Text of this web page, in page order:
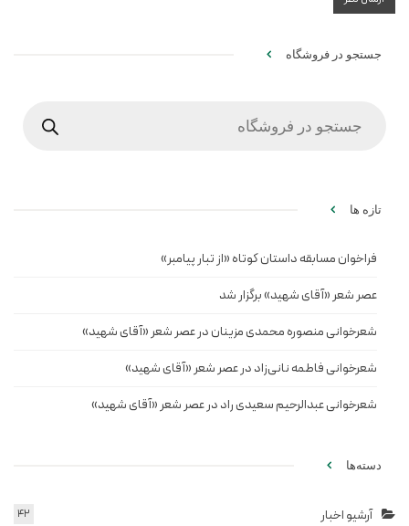
جستجو در فروشگاه
تازه ها
فراخوان مسابقه داستان کوتاه «از تبار پیامبر»
عصر شعر «آقای شهید» برگزار شد
شعرخوانی منصوره محمدی مزینان در عصر شعر «آقای شهید»
شعرخوانی فاطمه نانی‌زاد در عصر شعر «آقای شهید»
شعرخوانی عبدالرحیم سعیدی راد در عصر شعر «آقای شهید»
دسته‌ها
آرشیو اخبار 42